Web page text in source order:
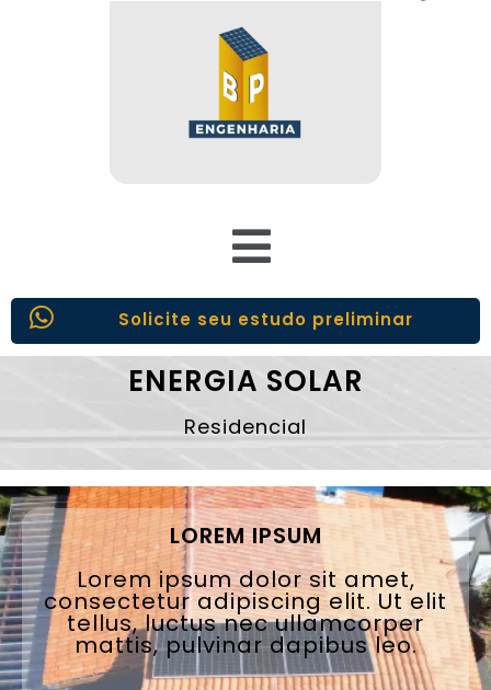
Solicite seu estudo preliminar
ENERGIA SOLAR
Residencial
LOREM IPSUM
Lorem ipsum dolor sit amet,
consectetur adipiscing elit. Ut elit
tellus, luctus nec ullamcorper
mattis, pulvinar dapibus leo.